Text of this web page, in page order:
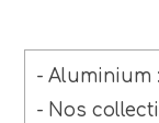
Aluminium
Nos